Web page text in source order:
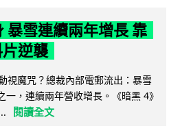
暴雪連續兩年增長 靠
片逆襲
視魔咒？總裁內部電郵流出：暴雪
，連續兩年營收增長。《暗黑 4》
閱讀全文